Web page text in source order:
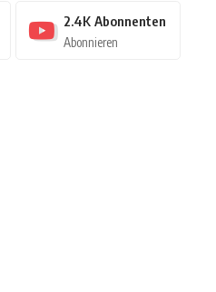
2.4K Abonnenten
Abonnieren